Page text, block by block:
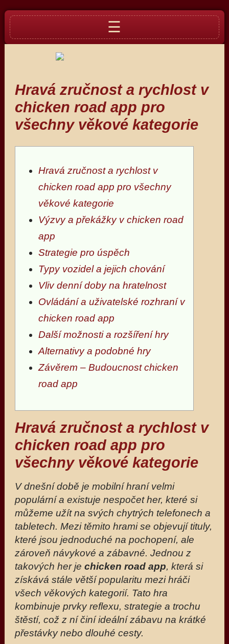
☰
Hravá zručnost a rychlost v
chicken road app pro
všechny věkové kategorie
Hravá zručnost a rychlost v
chicken road app pro všechny
věkové kategorie
Výzvy a překážky v chicken road
app
Strategie pro úspěch
Typy vozidel a jejich chování
Vliv denní doby na hratelnost
Ovládání a uživatelské rozhraní v
chicken road app
Další možnosti a rozšíření hry
Alternativy a podobné hry
Závěrem – Budoucnost chicken
road app
Hravá zručnost a rychlost v
chicken road app pro
všechny věkové kategorie
V dnešní době je mobilní hraní velmi
populární a existuje nespočet her, které si
můžeme užít na svých chytrých telefonech a
tabletech. Mezi těmito hrami se objevují tituly,
které jsou jednoduché na pochopení, ale
zároveň návykové a zábavné. Jednou z
takových her je chicken road app, která si
získává stále větší popularitu mezi hráči
všech věkových kategorií. Tato hra
kombinuje prvky reflexu, strategie a trochu
štěstí, což z ní činí ideální zábavu na krátké
přestávky nebo dlouhé cesty.